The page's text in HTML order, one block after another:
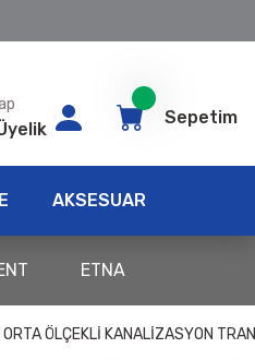
Sepetim
AKSESUAR
ETNA
ÖLÇEKLI KANALIZASYON